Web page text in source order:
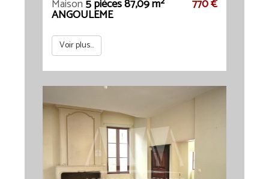
Maison 5 pièces 87,09 m² 770 €
ANGOULEME
Voir plus...